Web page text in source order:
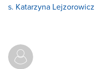
s. Katarzyna Lejzorowicz